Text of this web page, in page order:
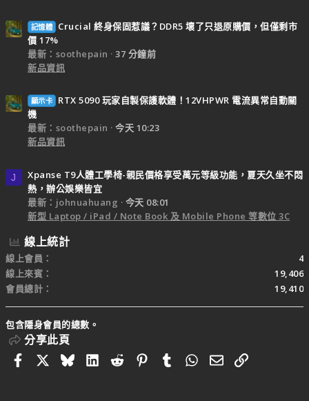
記憶體
Crucial 終身保固惹議？DDR5 壞了只退原購價，但僅剩市
價 17%
最新：soothepain
37 分鐘前
新品資訊
顯示卡
RTX 5090 玩家自製保護軟體！12VHPWR 電流異常自動關
機
最新：soothepain
今天 10:23
新品資訊
J
Xpanse T9人體工學椅-親民價格享受萬元等級功能，夏天久坐不悶
熱，辦公娛樂皆宜
最新：johnuahuang
今天 08:01
新型 Laptop / iPad / Note Book 及 Mobile Phone 等數位 3C
線上統計
線上會員
4
線上來賓
19,406
會員總計
19,410
包含隱身會員的總數。
分享此頁
FacebookBlueskyLinkedIn
RedditPinterestTumblrWhatsApp
電子郵件
連結